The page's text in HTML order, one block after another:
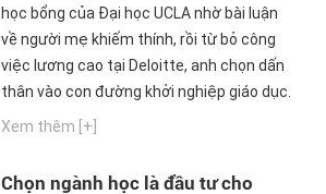
học bổng của Đại học UCLA nhờ bài luận
về người mẹ khiếm thính, rồi từ bỏ công
việc lương cao tại Deloitte, anh chọn dấn
thân vào con đường khởi nghiệp giáo dục.
Xem thêm [+]
Chọn ngành học là đầu tư cho